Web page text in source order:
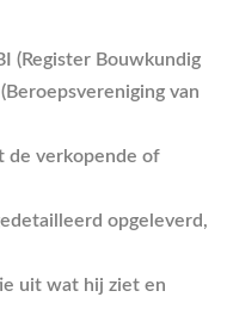
(Register Bouwkundig
van
de verkopende of
opgeleverd,
uit wat hij ziet en